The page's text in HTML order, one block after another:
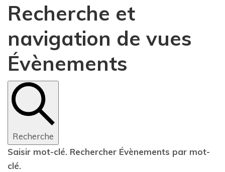
Recherche et
navigation de vues
Évènements
Recherche
Saisir mot-clé. Rechercher Évènements par mot-
clé.